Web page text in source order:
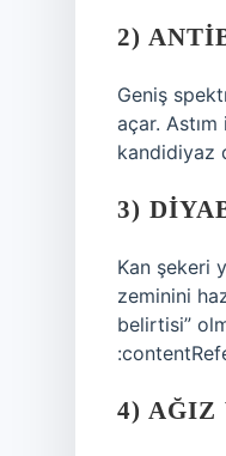
2)
Geniş
açar.
kandidiyaz
3)
Kan şekeri
zeminini
belirtisi”
4)